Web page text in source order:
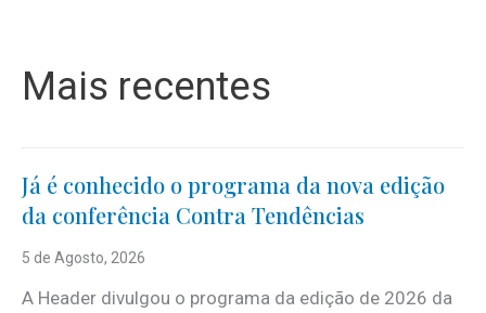
Mais recentes
Já é conhecido o programa da nova edição
da conferência Contra Tendências
5 de Agosto, 2026
A Header divulgou o programa da edição de 2026 da